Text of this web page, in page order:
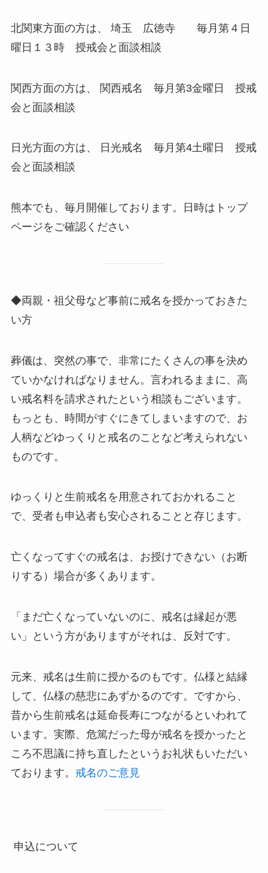
北関東方面の方は、 埼玉 広徳寺 毎月第４日
曜日１３時 授戒会と面談相談
関西方面の方は、 関西戒名 毎月第3金曜日 授戒
会と面談相談
日光方面の方は、 日光戒名 毎月第4土曜日 授戒
会と面談相談
熊本でも、毎月開催しております。日時はトップ
ページをご確認ください
◆両親・祖父母など事前に戒名を授かっておきた
い方
葬儀は、突然の事で、非常にたくさんの事を決め
ていかなければなりません。言われるままに、高
い戒名料を請求されたという相談もございます。
もっとも、時間がすぐにきてしまいますので、お
人柄などゆっくりと戒名のことなど考えられない
ものです。
ゆっくりと生前戒名を用意されておかれること
で、受者も申込者も安心されることと存じます。
亡くなってすぐの戒名は、お授けできない（お断
りする）場合が多くあります。
「まだ亡くなっていないのに、戒名は縁起が悪
い」という方がありますがそれは、反対です。
元来、戒名は生前に授かるのもです。仏様と結縁
して、仏様の慈悲にあずかるのです。ですから、
昔から生前戒名は延命長寿につながるといわれて
います。実際、危篤だった母が戒名を授かったと
ころ不思議に持ち直したというお礼状もいただい
ております。 戒名のご意見
申込について